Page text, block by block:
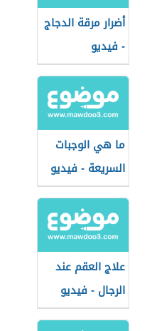
أضرار مرقة الدجاج
- فيديو
ما هي الوجبات
السريعة - فيديو
علاج العقم عند
الرجال - فيديو